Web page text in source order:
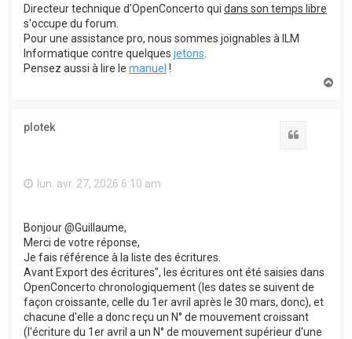
Directeur technique d'OpenConcerto qui dans son temps libre
s'occupe du forum.
Pour une assistance pro, nous sommes joignables à ILM
Informatique contre quelques jetons
Pensez aussi à lire le manuel !
plotek
lun. avr. 27, 2026 6:10 am
Bonjour @Guillaume,
Merci de votre réponse,
Je fais référence à la liste des écritures.
Avant Export des écritures", les écritures ont été saisies dans
OpenConcerto chronologiquement (les dates se suivent de
façon croissante, celle du 1er avril après le 30 mars, donc), et
chacune d'elle a donc reçu un N° de mouvement croissant
(l'écriture du 1er avril a un N° de mouvement supérieur d'une